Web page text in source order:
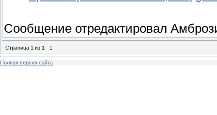
Сообщение отредактировал
Страница 1 из 1 1
Полная версия сайта